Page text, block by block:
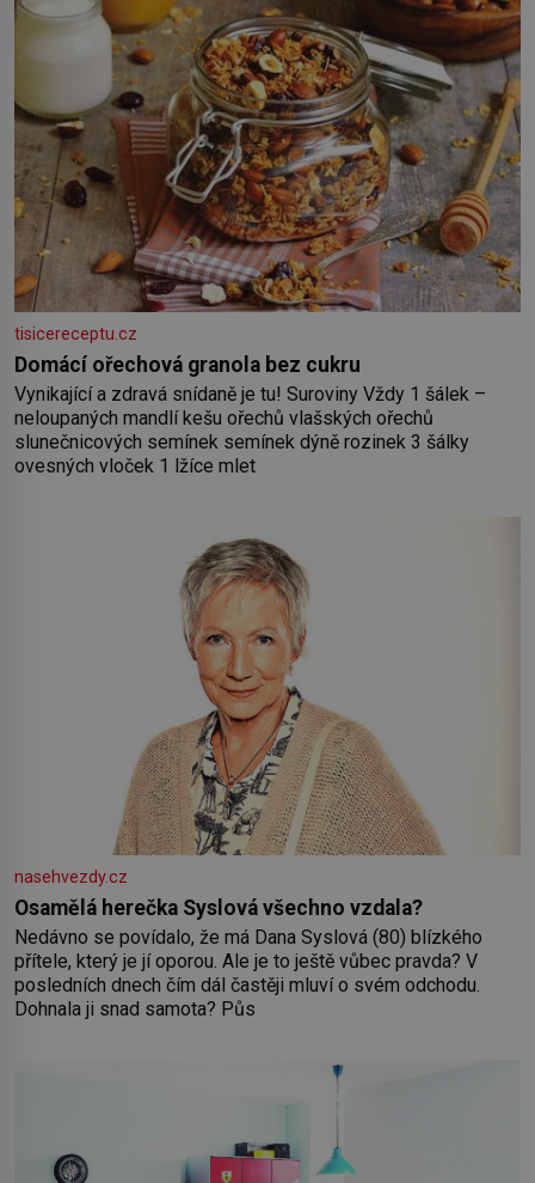
tisicereceptu.cz
Domácí ořechová granola bez cukru
Vynikající a zdravá snídaně je tu! Suroviny Vždy 1 šálek –
neloupaných mandlí kešu ořechů vlašských ořechů
slunečnicových semínek semínek dýně rozinek 3 šálky
ovesných vloček 1 lžíce mlet
nasehvezdy.cz
Osamělá herečka Syslová všechno vzdala?
Nedávno se povídalo, že má Dana Syslová (80) blízkého
přítele, který je jí oporou. Ale je to ještě vůbec pravda? V
posledních dnech čím dál častěji mluví o svém odchodu.
Dohnala ji snad samota? Půs